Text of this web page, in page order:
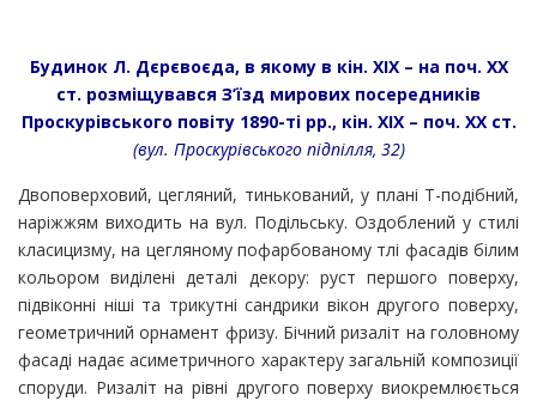
Будинок Л. Дєрєвоєда, в якому в кін. ХІХ – на поч. ХХ
ст. розміщувався З’їзд мирових посередників
Проскурівського повіту 1890-ті рр., кін. ХІХ – поч. ХХ ст.
(вул. Проскурівського підпілля, 32)
Двоповерховий, цегляний, тинькований, у плані Т-подібний,
наріжжям виходить на вул. Подільську. Оздоблений у стилі
класицизму, на цегляному пофарбованому тлі фасадів білим
кольором виділені деталі декору: руст першого поверху,
підвіконні ніші та трикутні сандрики вікон другого поверху,
геометричний орнамент фризу. Бічний ризаліт на головному
фасаді надає асиметричного характеру загальній композиції
споруди. Ризаліт на рівні другого поверху виокремлюється